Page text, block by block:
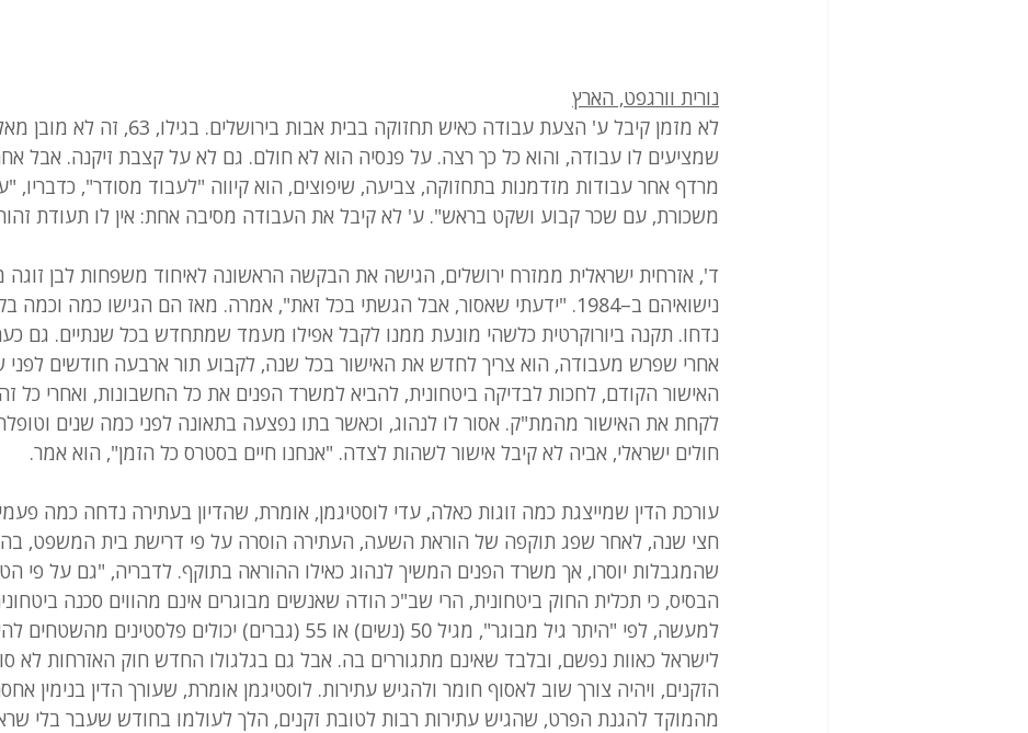
נורית וורגפט, הארץ
לא מזמן קיבל ע' הצעת עבודה כאיש תחזוקה בבית אבות בירושלים. בגילו, 63, זה
שמציעים לו עבודה, והוא כל כך רצה. על פנסיה הוא לא חולם. גם לא על קצבת זיקנה. אבל
מרדף אחר עבודות מזדמנות בתחזוקה, צביעה, שיפוצים, הוא קיווה "לעבוד מסודר", כדבריו,
משכורת, עם שכר קבוע ושקט בראש". ע' לא קיבל את העבודה מסיבה אחת: אין לו תעודת
ד', אזרחית ישראלית ממזרח ירושלים, הגישה את הבקשה הראשונה לאיחוד משפחות לבן זוגה
נישואיהם ב–1984. "ידעתי שאסור, אבל הגשתי בכל זאת", אמרה. מאז הם הגישו כמה וכמה
אחרי שפרש מעבודה, הוא צריך לחדש את האישור בכל שנה, לקבוע תור ארבעה חודשים לפני
האישור הקודם, לחכות לבדיקה ביטחונית, להביא למשרד הפנים את כל החשבונות, ואחרי כל
לקחת את האישור מהמת"ק. אסור לו לנהוג, וכאשר בתו נפצעה בתאונה לפני כמה שנים
חולים ישראלי, אביה לא קיבל אישור לשהות לצדה. "אנחנו חיים בסטרס כל הזמן", הוא אמר.
עורכת הדין שמייצגת כמה זוגות כאלה, עדי לוסטיגמן, אומרת, שהדיון בעתירה נדחה כמה
חצי שנה, לאחר שפג תוקפה של הוראת השעה, העתירה הוסרה על פי דרישת בית המשפט,
שהמגבלות יוסרו, אך משרד הפנים המשיך לנהוג כאילו ההוראה בתוקף. לדבריה, "גם על פי
הבסיס, כי תכלית החוק ביטחונית, הרי שב"כ הודה שאנשים מבוגרים אינם מהווים סכנה
למעשה, לפי "היתר גיל מבוגר", מגיל 50 (נשים) או 55 (גברים) יכולים פלסטינים
לישראל כאוות נפשם, ובלבד שאינם מתגוררים בה. אבל גם בגלגולו החדש חוק האזרחות לא
הזקנים, ויהיה צורך שוב לאסוף חומר ולהגיש עתירות. לוסטיגמן אומרת, שעורך הדין בנימין
מהמוקד להגנת הפרט, שהגיש עתירות רבות לטובת זקנים, הלך לעולמו בחודש שעבר בלי